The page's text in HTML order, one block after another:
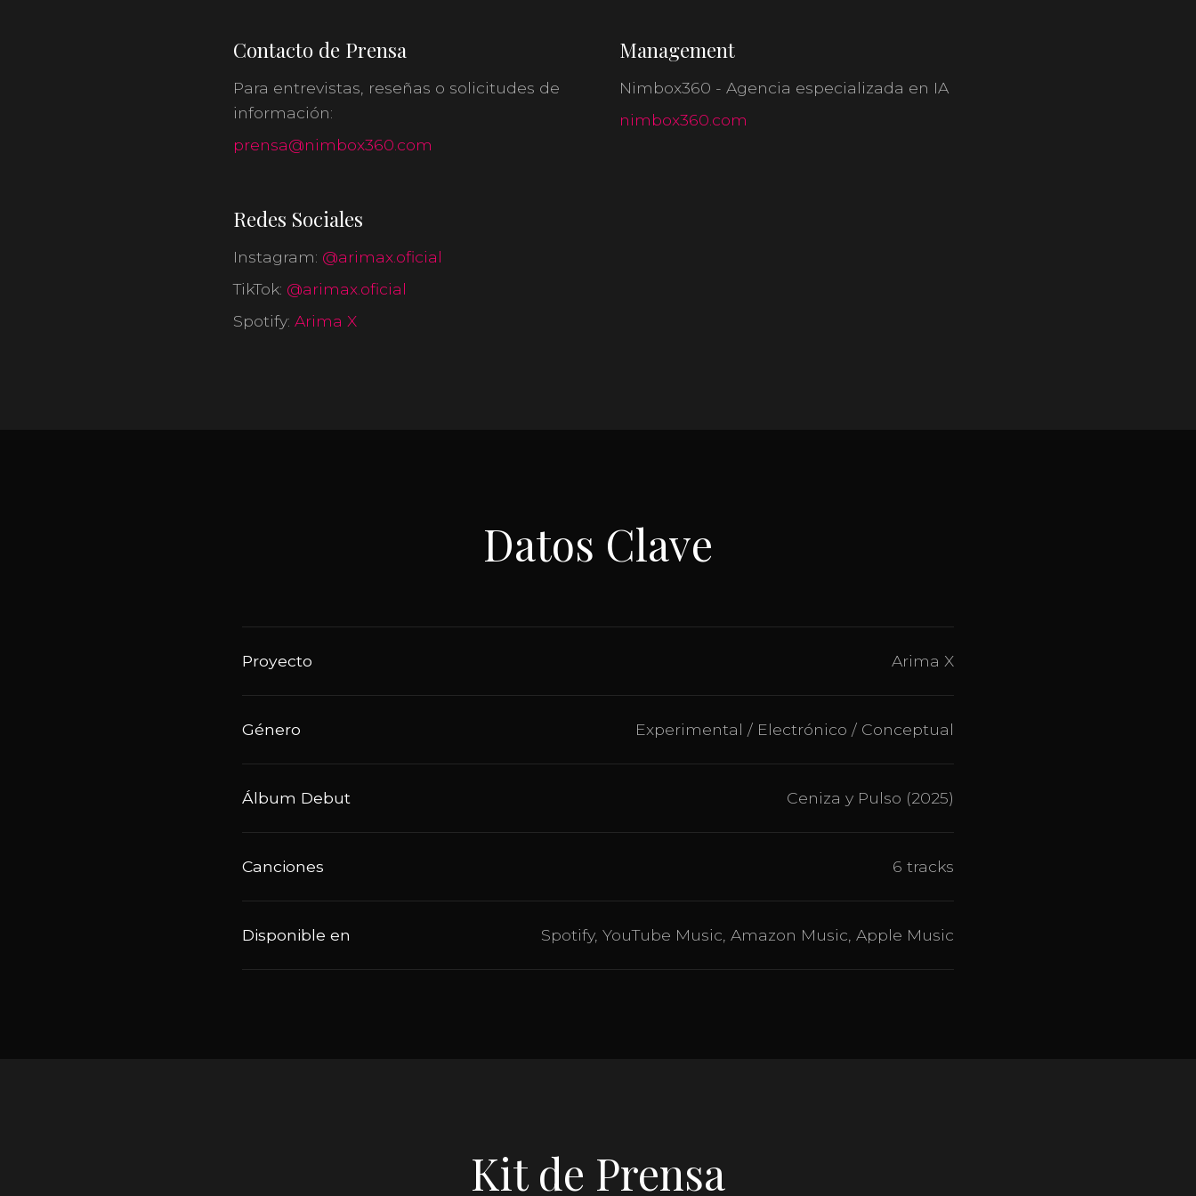
Contacto de Prensa
Para entrevistas, reseñas o solicitudes de
información:
prensa@nimbox360.com
Management
Nimbox360 - Agencia especializada en IA
nimbox360.com
Redes Sociales
Instagram: @arimax.oficial
TikTok: @arimax.oficial
Spotify: Arima X
Datos Clave
Proyecto Arima X
Género Experimental / Electrónico / Conceptual
Álbum Debut Ceniza y Pulso (2025)
Canciones 6 tracks
Disponible en Spotify, YouTube Music, Amazon Music, Apple Music
Kit de Prensa